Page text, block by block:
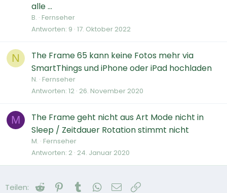
alle ...
B. Fernseher
Antworten 9 17. Oktober 2022
N
The Frame 65 kann keine Fotos mehr via
SmartThings und iPhone oder iPad hochladen
N. Fernseher
Antworten 12 26. November 2020
M
The Frame geht nicht aus Art Mode nicht in
Sleep / Zeitdauer Rotation stimmt nicht
M. Fernseher
Antworten 2 24. Januar 2020
Teilen: Reddit Pinterest
Tumblr WhatsApp
E-Mail